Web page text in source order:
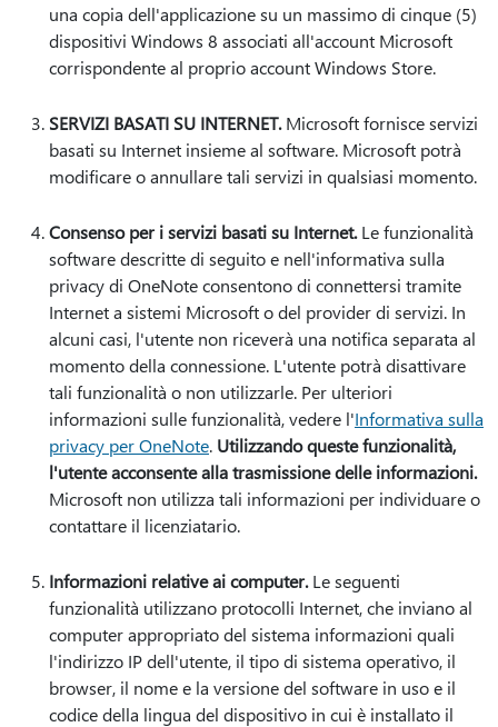
una copia dell'applicazione su un massimo di cinque (5)
dispositivi Windows 8 associati all'account Microsoft
corrispondente al proprio account Windows Store.
SERVIZI BASATI SU INTERNET.Microsoft fornisce servizi
basati su Internet insieme al software. Microsoft potrà
modificare o annullare tali servizi in qualsiasi momento.
Consenso per i servizi basati su Internet.Le funzionalità
software descritte di seguito e nell'informativa sulla
privacy di OneNote consentono di connettersi tramite
Internet a sistemi Microsoft o del provider di servizi. In
alcuni casi, l'utente non riceverà una notifica separata al
momento della connessione. L'utente potrà disattivare
tali funzionalità o non utilizzarle. Per ulteriori
informazioni sulle funzionalità, vedere l'Informativa sulla
privacy per OneNote. Utilizzando queste funzionalità,
l'utente acconsente alla trasmissione delle informazioni.
Microsoft non utilizza tali informazioni per individuare o
contattare il licenziatario.
Informazioni relative ai computer.Le seguenti
funzionalità utilizzano protocolli Internet, che inviano al
computer appropriato del sistema informazioni quali
l'indirizzo IP dell'utente, il tipo di sistema operativo, il
browser, il nome e la versione del software in uso e il
codice della lingua del dispositivo in cui è installato il